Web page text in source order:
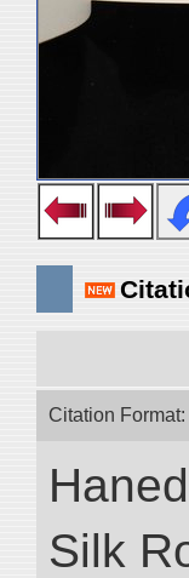
Citation Format:
Silk